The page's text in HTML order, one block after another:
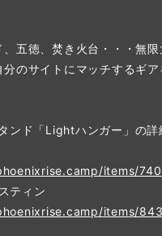
五徳、焚き火台・・・無限
のサイトにマッチするギア
ンド「Lightハンガー」の
items/
ティン
items/